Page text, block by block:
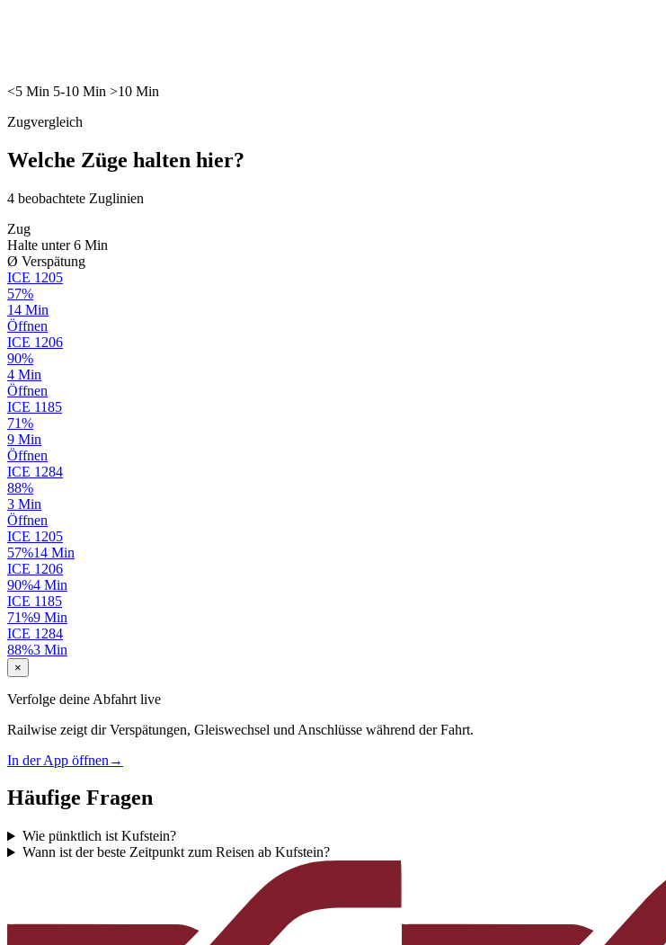
<5 Min 5-10 Min >10 Min
Zugvergleich
Welche Züge halten hier?
4 beobachtete Zuglinien
Zug
Halte unter 6 Min
Ø Verspätung
ICE 1205
57%
14 Min
Öffnen
ICE 1206
90%
4 Min
Öffnen
ICE 1185
71%
9 Min
Öffnen
ICE 1284
88%
3 Min
Öffnen
ICE 1205
57%14 Min
ICE 1206
90%4 Min
ICE 1185
71%9 Min
ICE 1284
88%3 Min
×
Verfolge deine Abfahrt live
Railwise zeigt dir Verspätungen, Gleiswechsel und Anschlüsse während der Fahrt.
In der App öffnen →
Häufige Fragen
Wie pünktlich ist Kufstein?
Wann ist der beste Zeitpunkt zum Reisen ab Kufstein?